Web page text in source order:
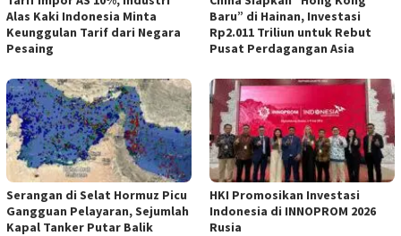
Alas Kaki Indonesia Minta
Keunggulan Tarif dari Negara
Pesaing
Baru” di Hainan, Investasi
Rp2.011 Triliun untuk Rebut
Pusat Perdagangan Asia
Serangan di Selat Hormuz Picu
Gangguan Pelayaran, Sejumlah
Kapal Tanker Putar Balik
HKI Promosikan Investasi
Indonesia di INNOPROM 2026
Rusia